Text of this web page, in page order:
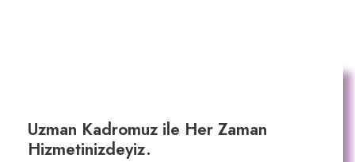
Uzman Kadromuz ile Her Zaman
Hizmetinizdeyiz.